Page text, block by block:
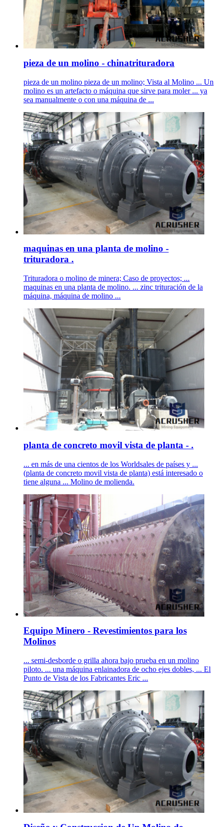
pieza de un molino - chinatrituradora
pieza de un molino pieza de un molino; Vista al Molino ... Un
molino es un artefacto o máquina que sirve para moler ... ya
sea manualmente o con una máquina de ...
maquinas en una planta de molino -
trituradora .
Trituradora o molino de minera; Caso de proyectos; ...
maquinas en una planta de molino. ... zinc trituración de la
máquina, máquina de molino ...
planta de concreto movil vista de planta - .
... en más de una cientos de los Worldsales de países y ...
(planta de concreto movil vista de planta) está interesado o
tiene alguna ... Molino de molienda.
Equipo Minero - Revestimientos para los
Molinos
... semi-desborde o grilla ahora bajo prueba en un molino
piloto. ... una máquina enlainadora de ocho ejes dobles, ... El
Punto de Vista de los Fabricantes Eric ...